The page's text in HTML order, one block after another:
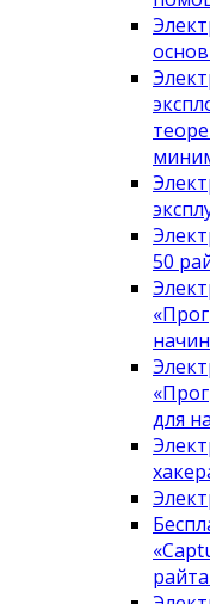
50
для